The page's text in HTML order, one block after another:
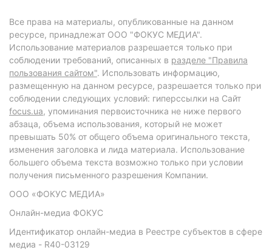
Все права на материалы, опубликованные на данном
ресурсе, принадлежат ООО "ФОКУС МЕДИА".
Использование материалов разрешается только при
соблюдении требований, описанных в разделе "Правила
пользования сайтом". Использовать информацию,
размещенную на данном ресурсе, разрешается только при
соблюдении следующих условий: гиперссылки на Сайт
focus.ua, упоминания первоисточника не ниже первого
абзаца, объема использования, который не может
превышать 50% от общего объема оригинального текста,
изменения заголовка и лида материала. Использование
большего объема текста возможно только при условии
получения письменного разрешения Компании.
ООО «ФОКУС МЕДИА»
Онлайн-медиа ФОКУС
Идентификатор онлайн-медиа в Реестре субъектов в сфере
медиа - R40-03129